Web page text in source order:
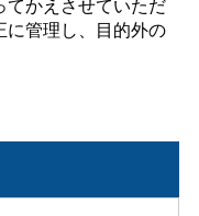
に管理し、目的外の